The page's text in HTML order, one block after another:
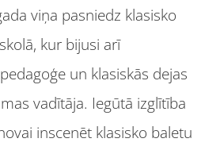
viņa pasniedz klasisko
kur bijusi arī
un klasiskās dejas
vadītāja. Iegūtā izglītība
inscenēt klasisko baletu